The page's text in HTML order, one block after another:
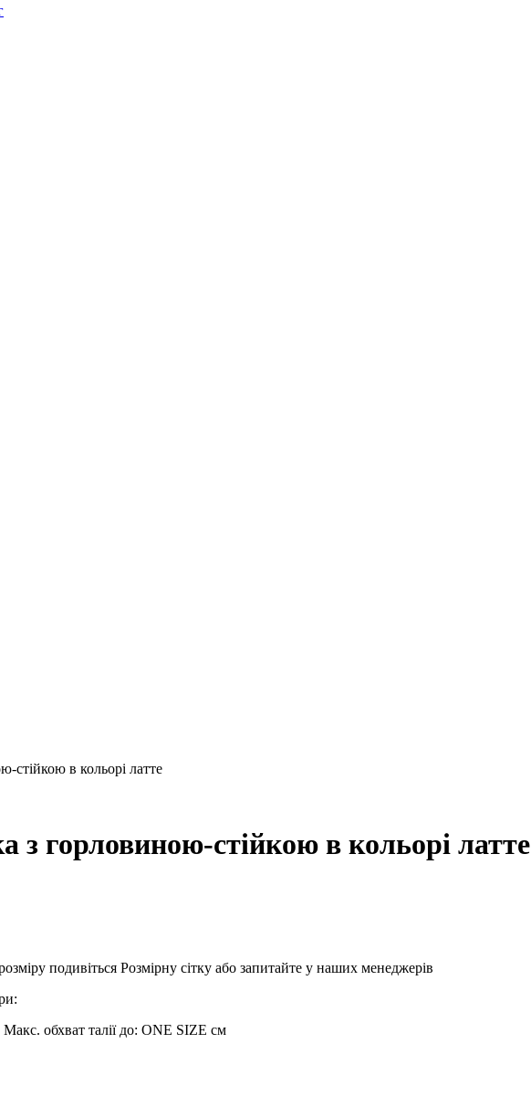
стійкою в кольорі латте
з горловиною-стійкою в кольорі латте
подивіться Розмірну сітку або запитайте у наших менеджерів
Макс. обхват талії до: ONE SIZE см